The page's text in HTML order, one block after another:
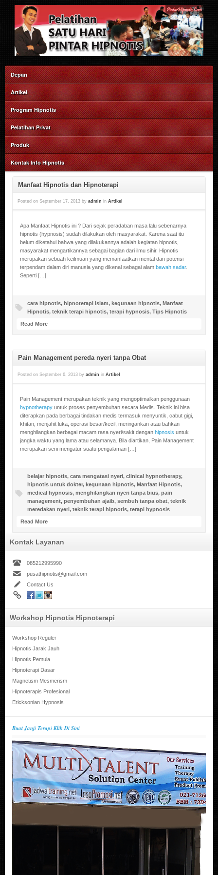
Depan
Artikel
Program Hipnotis
Pelatihan Privat
Produk
Kontak Info Hipnotis
Manfaat Hipnotis dan Hipnoterapi
Posted on September 17, 2013 by admin in Artikel
Apa Manfaat Hipnotis ini ? Dari sejak peradaban masa lalu sebenarnya
hipnotis (hypnosis) sudah dilakukan oleh masyarakat. Karena saat itu
belum diketahui bahwa yang dilakukannya adalah kegiatan hipnotis,
masyarakat mengartikannya sebagai bagian dari ilmu sihir. Hipnotis
merupakan sebuah keilmuan yang memanfaatkan mental dan potensi
terpendam dalam diri manusia yang dikenal sebagai alam bawah sadar.
Seperti […]
cara hipnotis, hipnoterapi islam, kegunaan hipnotis, Manfaat
Hipnotis, teknik terapi hipnotis, terapi hypnosis, Tips Hipnotis
Read More
Pain Management pereda nyeri tanpa Obat
Posted on September 6, 2013 by admin in Artikel
Pain Management merupakan teknik yang mengoptimalkan penggunaan
hypnotherapy untuk proses penyembuhan secara Medis. Teknik ini bisa
diterapkan pada berbagai tindakan medis termasuk menyuntik, cabut gigi,
khitan, menjahit luka, operasi besar/kecil, meringankan atau bahkan
menghilangkan berbagai macam rasa nyeri/sakit dengan hipnosis untuk
jangka waktu yang lama atau selamanya. Bila diartikan, Pain Management
merupakan seni mengatur suatu pengalaman […]
belajar hipnotis, cara mengatasi nyeri, clinical hypnotherapy,
hipnotis untuk dokter, kegunaan hipnotis, Manfaat Hipnotis,
medical hypnosis, menghilangkan nyeri tanpa bius, pain
management, penyembuhan ajaib, sembuh tanpa obat, teknik
meredakan nyeri, teknik terapi hipnotis, terapi hypnosis
Read More
Kontak Layanan
085212995990
pusathipnotis@gmail.com
Contact Us
Workshop Hipnotis Hipnoterapi
Workshop Reguler
Hipnotis Jarak Jauh
Hipnotis Pemula
Hipnoterapi Dasar
Magnetism Mesmerism
Hipnoterapis Profesional
Ericksonian Hypnosis
Buat Janji Terapi Klik Di Sini